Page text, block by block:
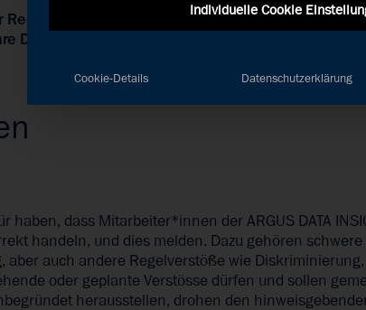
bei ARGUS DATA INSIGHTS
Daten behandeln wir vertraulich, auf Wunsch
dass Mitarbeiter*innen der ARGUS DATA
handeln, und dies melden. Dazu gehören
auch andere Regelverstöße wie
oder geplante Verstösse dürfen und sollen
herausstellen, drohen den
Individuelle Cookie
Cookie-Details Datenschutzerklärung